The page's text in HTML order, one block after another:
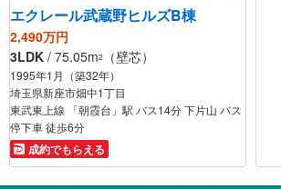
エクレール武蔵野ヒルズB棟
2,490万円
3LDK / 75.05m2 （壁芯）
1995年1月（築32年）
埼玉県新座市畑中1丁目
東武東上線 「朝霞台」駅 バス14分 下片山 バス
停下車 徒歩6分
成約でもらえる